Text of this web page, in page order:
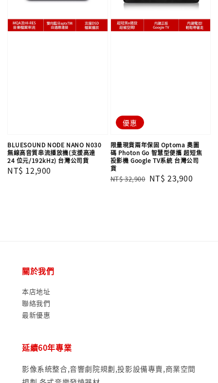
BLUESOUND NODE NANO N030
無線高音質串流播放機(支援高達
24 位元/192kHz) 台灣公司貨
Regular
NT$ 12,900
優惠
限量現貨兩年保固 Optoma 奧圖
碼 Photon Go 智慧型便攜 超短焦
投影機 Google TV系統 台灣公司
貨
Regular
NT$ 32,900 Sale
NT$ 23,900
關於我們
本店地址
聯絡我們
最新優惠
延續60年專業
影像系統整合,音響劇院規劃,投影設備專賣,商業空間